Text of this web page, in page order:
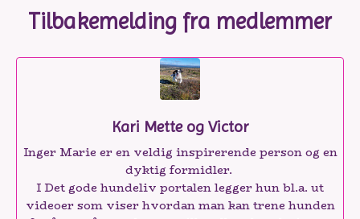
Tilbakemelding fra medlemmer
Kari Mette og Victor
Inger Marie er en veldig inspirerende person og en
dyktig formidler.
I Det gode hundeliv portalen legger hun bl.a. ut
videoer som viser hvordan man kan trene hunden